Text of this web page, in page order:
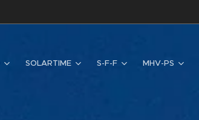
SOLARTIME S-F-F MHV-PS